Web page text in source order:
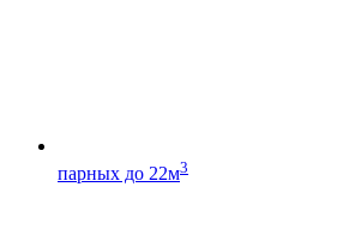
парных до 22м3